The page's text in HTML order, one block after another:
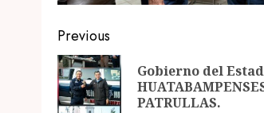
Post
navigation
Previous
Gobierno del
PATRULLAS.